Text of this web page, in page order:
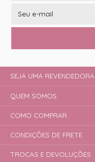
SEJA UMA REVENDEDORA
QUEM SOMOS
COMO COMPRAR
CONDIÇÕES DE FRETE
TROCAS E DEVOLUÇÕES